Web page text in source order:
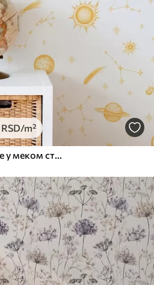
RSD/m²
Небески објекти и звезде у меком стилу